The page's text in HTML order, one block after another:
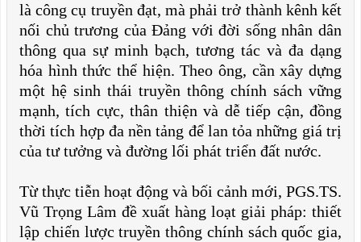
là công cụ truyền đạt, mà phải trở thành kênh kết
nối chủ trương của Đảng với đời sống nhân dân
thông qua sự minh bạch, tương tác và đa dạng
hóa hình thức thể hiện. Theo ông, cần xây dựng
một hệ sinh thái truyền thông chính sách vững
mạnh, tích cực, thân thiện và dễ tiếp cận, đồng
thời tích hợp đa nền tảng để lan tỏa những giá trị
của tư tưởng và đường lối phát triển đất nước.
Từ thực tiễn hoạt động và bối cảnh mới, PGS.TS.
Vũ Trọng Lâm đề xuất hàng loạt giải pháp: thiết
lập chiến lược truyền thông chính sách quốc gia,